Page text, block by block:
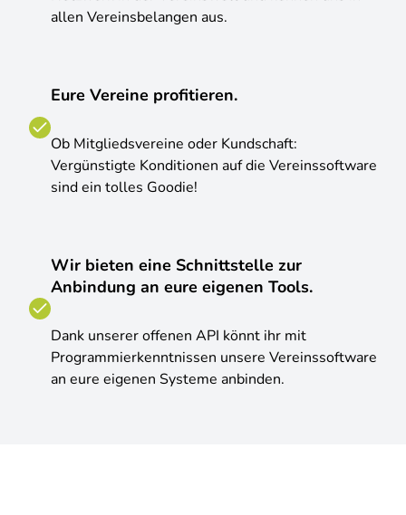
allen Vereinsbelangen aus.
Eure Vereine profitieren.
Ob Mitgliedsvereine oder Kundschaft:
Vergünstigte Konditionen auf die Vereinssoftware
sind ein tolles Goodie!
Wir bieten eine Schnittstelle zur
Anbindung an eure eigenen Tools.
Dank unserer offenen API könnt ihr mit
Programmierkenntnissen unsere Vereinssoftware
an eure eigenen Systeme anbinden.